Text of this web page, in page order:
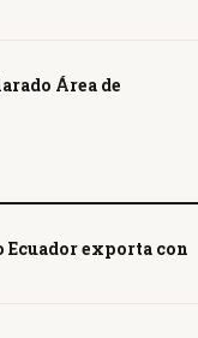
Área de
Ecuador exporta con